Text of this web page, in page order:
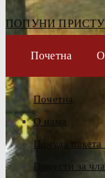
ПОПУНИ
Почетна О
Почетна
О нама
Понуда пакета
Попусти за